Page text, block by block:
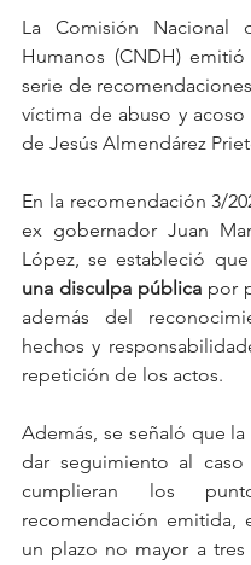
La Comisión Nacional
Humanos (CNDH)
serie de
víctima de abuso y acoso
de Jesús Almendárez
En la recomendación 3/
ex gobernador Juan
López, se estableció que
una disculpa pública por
además del
hechos y
repetición de los actos.
Además, se señaló que la
dar seguimiento al
cumplieran los
recomendación emitida,
un plazo no mayor a